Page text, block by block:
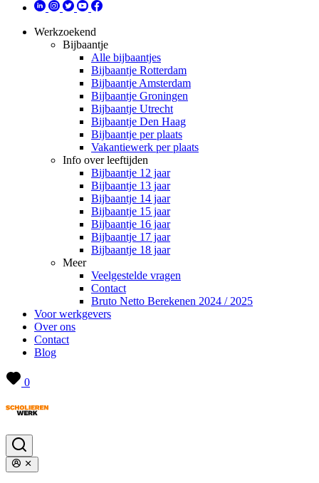
Werkzoekend
Bijbaantje
Alle bijbaantjes
Bijbaantje Rotterdam
Bijbaantje Amsterdam
Bijbaantje Groningen
Bijbaantje Utrecht
Bijbaantje Den Haag
Bijbaantje per plaats
Vakantiewerk per plaats
Info over leeftijden
Bijbaantje 12 jaar
Bijbaantje 13 jaar
Bijbaantje 14 jaar
Bijbaantje 15 jaar
Bijbaantje 16 jaar
Bijbaantje 17 jaar
Bijbaantje 18 jaar
Meer
Veelgestelde vragen
Contact
Bruto Netto Berekenen 2024 / 2025
Voor werkgevers
Over ons
Contact
Blog
0